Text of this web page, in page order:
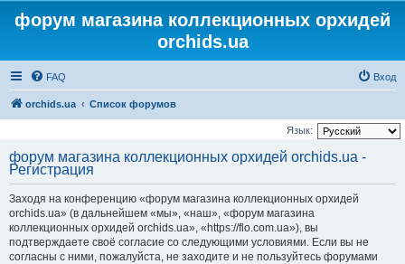
форум магазина коллекционных орхидей
orchids.ua
FAQ Вход
orchids.ua Список форумов
Язык:
форум магазина коллекционных орхидей orchids.ua -
Регистрация
Заходя на конференцию «форум магазина коллекционных орхидей
orchids.ua» (в дальнейшем «мы», «наш», «форум магазина
коллекционных орхидей orchids.ua», «https://flo.com.ua»), вы
подтверждаете своё согласие со следующими условиями. Если вы не
согласны с ними, пожалуйста, не заходите и не пользуйтесь форумами